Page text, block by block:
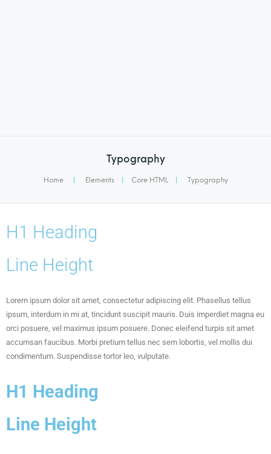
Typography
Home Elements Core HTML Typography
H1 Heading
Line Height
Lorem ipsum dolor sit amet, consectetur adipiscing elit. Phasellus tellus
ipsum, interdum in mi at, tincidunt suscipit mauris. Duis imperdiet magna eu
orci posuere, vel maximus ipsum posuere. Donec eleifend turpis sit amet
accumsan faucibus. Morbi pretium tellus nec sem lobortis, vel mollis dui
condimentum. Suspendisse tortor leo, vulputate.
H1 Heading
Line Height